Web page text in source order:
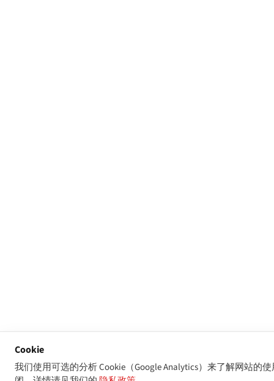
Cookie
我们使用可选的分析 Cookie（Google Analytics）来了解网站的